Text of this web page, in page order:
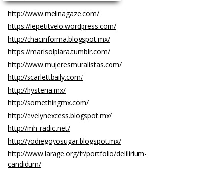
http://www.melinagaze.com/
https://lepetitvelo.wordpress.com/
http://chacinforma.blogspot.mx/
https://marisolplara.tumblr.com/
http://www.mujeresmuralistas.com/
http://scarlettbaily.com/
http://hysteria.mx/
http://somethingmx.com/
http://evelynexcess.blogspot.mx/
http://mh-radio.net/
http://yodiegoyosugar.blogspot.mx/
http://www.larage.org/fr/portfolio/delilirium-
candidum/